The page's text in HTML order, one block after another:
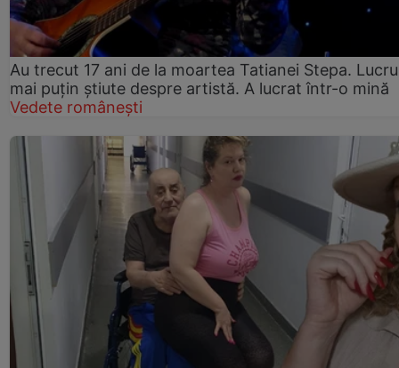
Au trecut 17 ani de la moartea Tatianei Stepa.
mai puțin știute despre artistă. A lucrat într-o mină
Vedete românești